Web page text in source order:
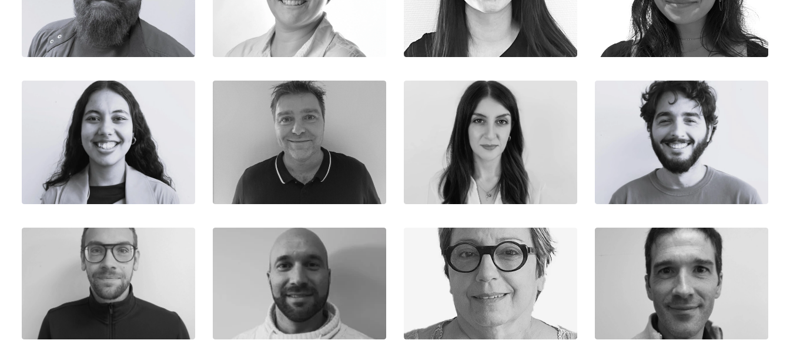
Equipe Production
Equipe CAO Equipe Production
Equipe CAO
Sahar
Assistante Chargée d’Affaires
Equipe Production
Jérôme
Chargé d’Affaires Principal
Equipe Production
Francesca
Chargé de conception
Equipe CAO
Antoine
Assistant Chargé d’Affaire
Equipe Production
Benjamin
Chargé d’Affaires Principal
Equipe Production
Grégoire
Economiste de la construction
Equipe Production
Marie
Assistante Administrative et
Comptable
Equipe Administrative
Daniel
Chargé d’Affaires Principal
Equipe Production